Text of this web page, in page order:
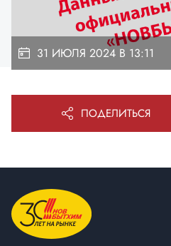
31 ИЮЛЯ 2024 В 13:11
ПОДЕЛИТЬСЯ